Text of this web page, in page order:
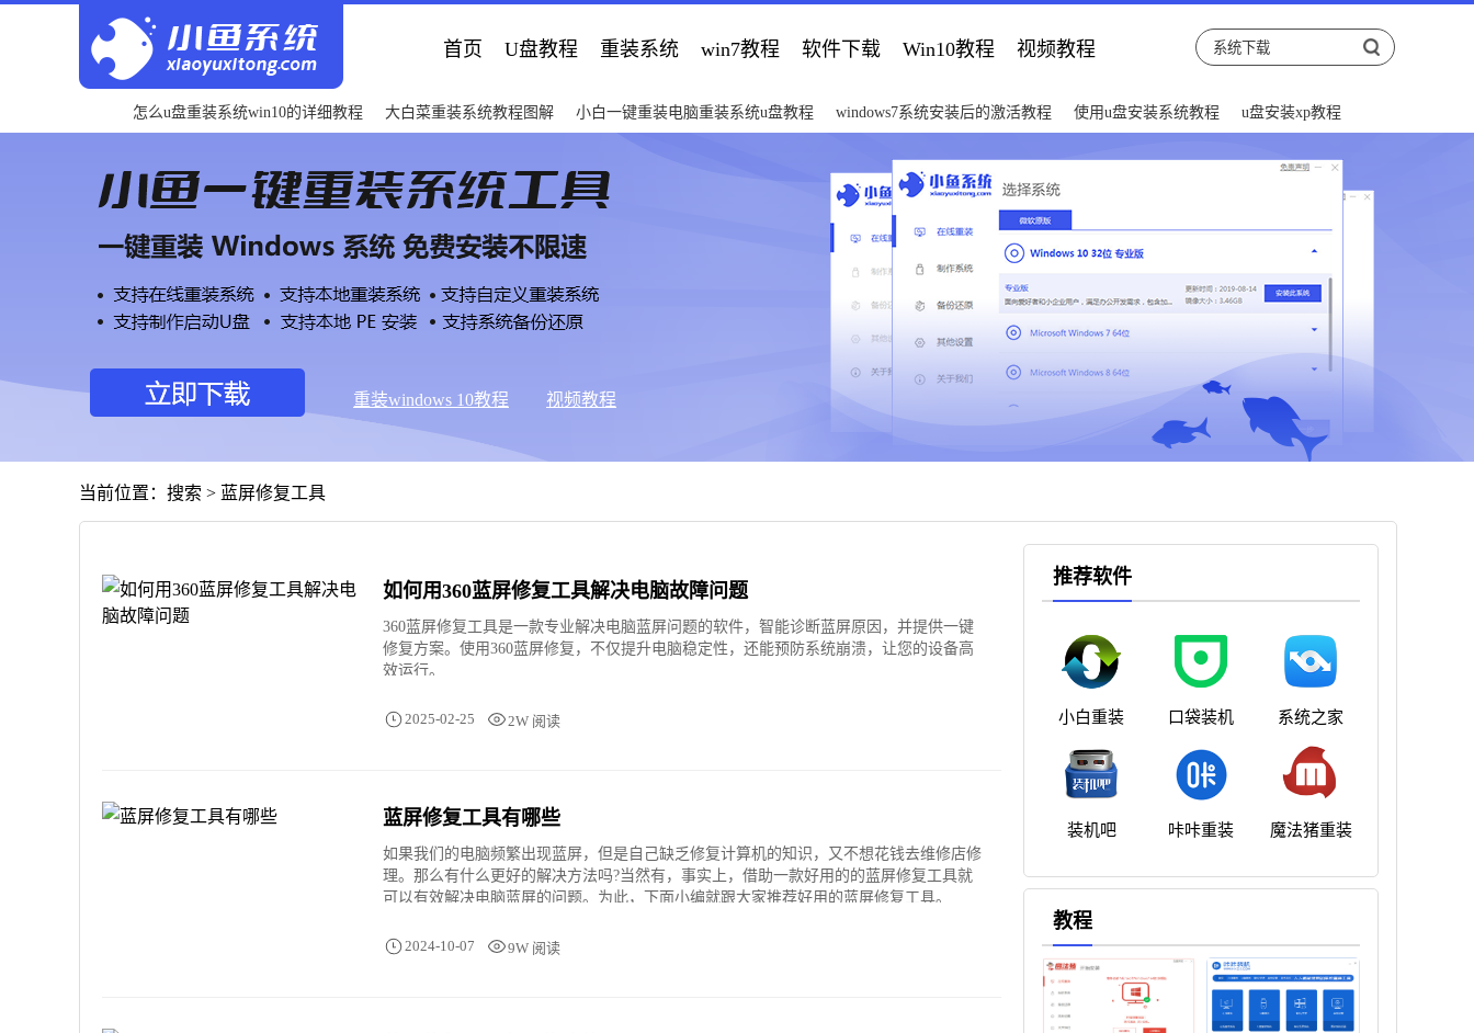
首页 U盘教程 重装系统 win7教程 软件下载 Win10教程 视频教程
怎么u盘重装系统win10的详细教程 大白菜重装系统教程图解 小白一键重装电脑重装系统u盘教程 windows7系统安装后的激活教程 使用u盘安装系统教程 u盘安装xp教程
重装windows 10教程 视频教程
当前位置：搜索 > 蓝屏修复工具
如何用360蓝屏修复工具解决电脑故障问题
360蓝屏修复工具是一款专业解决电脑蓝屏问题的软件，智能诊断蓝屏原因，并提供一键
修复方案。使用360蓝屏修复，不仅提升电脑稳定性，还能预防系统崩溃，让您的设备高
效运行。
2025-02-25 2W 阅读
蓝屏修复工具有哪些
如果我们的电脑频繁出现蓝屏，但是自己缺乏修复计算机的知识，又不想花钱去维修店修
理。那么有什么更好的解决方法吗?当然有，事实上，借助一款好用的的蓝屏修复工具就
可以有效解决电脑蓝屏的问题。为此，下面小编就跟大家推荐好用的蓝屏修复工具。
2024-10-07 9W 阅读
推荐软件
小白重装 口袋装机 系统之家
装机吧 咔咔重装 魔法猪重装
教程